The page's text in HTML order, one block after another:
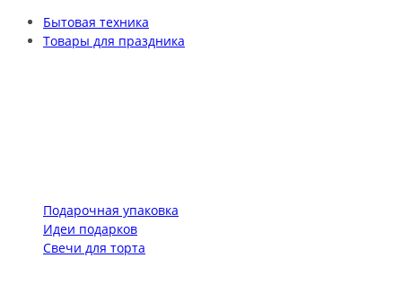
Бытовая техника
Товары для праздника
Подарочная упаковка
Идеи подарков
Свечи для торта